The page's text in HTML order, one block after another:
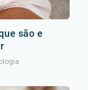
são e